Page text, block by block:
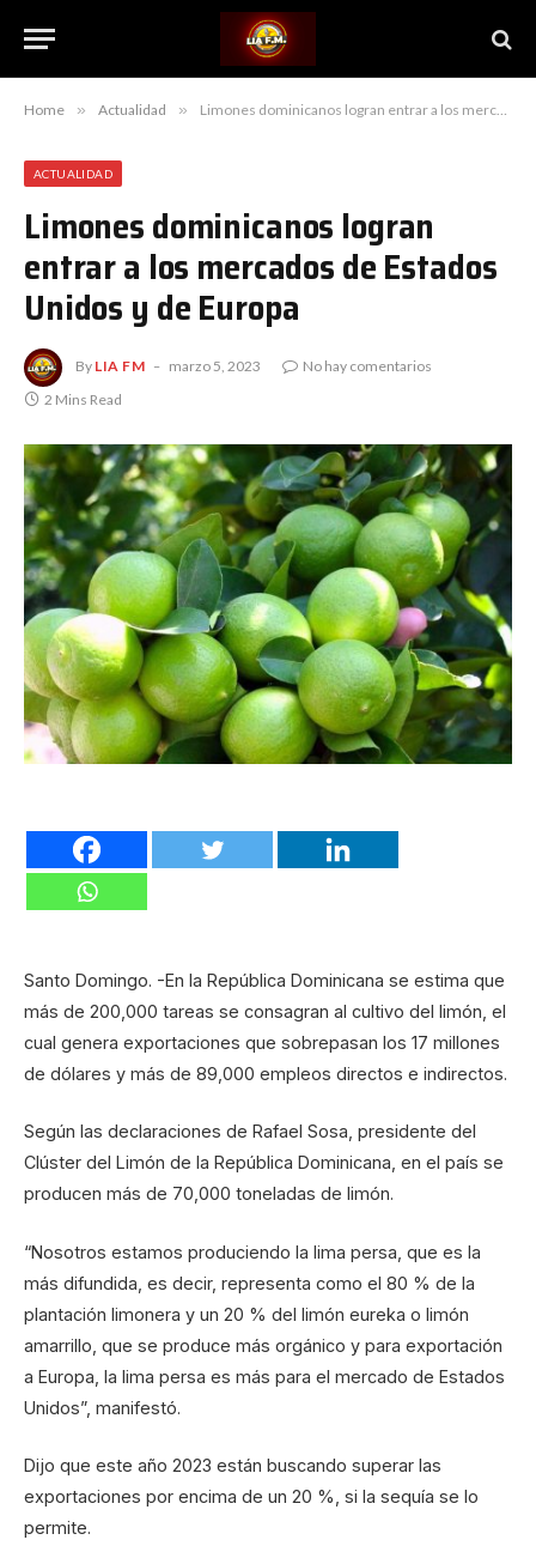
Home » Actualidad » Limones dominicanos logran entrar a los mercados de Estados Unidos y de Europa
ACTUALIDAD
Limones dominicanos logran
entrar a los mercados de Estados
Unidos y de Europa
By LIA FM marzo 5, 2023
No hay comentarios
2 Mins Read
Santo Domingo. -En la República Dominicana se estima que
más de 200,000 tareas se consagran al cultivo del limón, el
cual genera exportaciones que sobrepasan los 17 millones
de dólares y más de 89,000 empleos directos e indirectos.
Según las declaraciones de Rafael Sosa, presidente del
Clúster del Limón de la República Dominicana, en el país se
producen más de 70,000 toneladas de limón.
“Nosotros estamos produciendo la lima persa, que es la
más difundida, es decir, representa como el 80 % de la
plantación limonera y un 20 % del limón eureka o limón
amarrillo, que se produce más orgánico y para exportación
a Europa, la lima persa es más para el mercado de Estados
Unidos”, manifestó.
Dijo que este año 2023 están buscando superar las
exportaciones por encima de un 20 %, si la sequía se lo
permite.